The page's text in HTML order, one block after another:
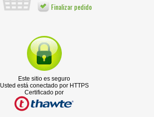
Finalizar pedido
Este sitio es seguro
Usted está conectado por HTTPS
Certificado por